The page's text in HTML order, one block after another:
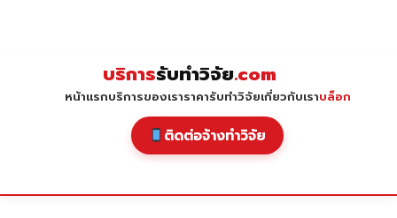
บริการรับทำวิจัย.com
หน้าแรกบริการของเราราคารับทำวิจัยเกี่ยวกับเราบล็อก
ติดต่อจ้างทำวิจัย